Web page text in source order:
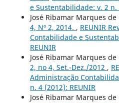
e Sustentabilidade: v. 2 n.
José Ribamar Marques de
4, Nº 2, 2014. , REUNIR
Contabilidade e
REUNIR
José Ribamar Marques de
2, no 4, Set.-Dez./2012 ,
Administração
n. 4 (2012): REUNIR
José Ribamar Marques de